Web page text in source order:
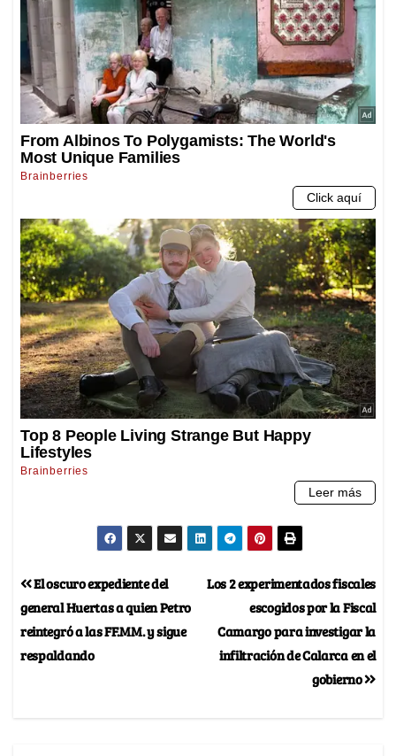
Los 2 experimentados fiscales
escogidos por la Fiscal
Camargo para investigar la
infiltración de Calarca en el
gobierno
El oscuro expediente del
general Huertas a quien Petro
reintegró a las FF.MM. y sigue
respaldando